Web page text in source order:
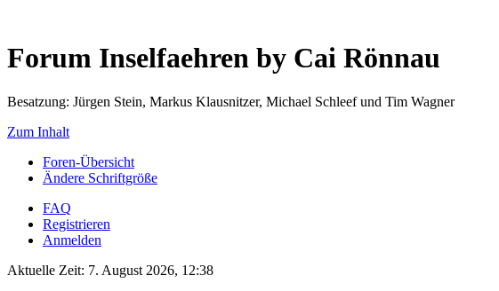
Forum Inselfaehren by Cai Rönnau
Besatzung: Jürgen Stein, Markus Klausnitzer, Michael Schleef und Tim Wagner
Zum Inhalt
Foren-Übersicht
Ändere Schriftgröße
FAQ
Registrieren
Anmelden
Aktuelle Zeit: 7. August 2026, 12:38